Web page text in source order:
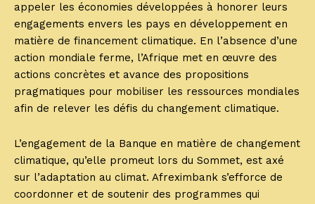
appeler les économies développées à honorer leurs
engagements envers les pays en développement en
matière de financement climatique. En l’absence d’une
action mondiale ferme, l’Afrique met en œuvre des
actions concrètes et avance des propositions
pragmatiques pour mobiliser les ressources mondiales
afin de relever les défis du changement climatique.
L’engagement de la Banque en matière de changement
climatique, qu’elle promeut lors du Sommet, est axé
sur l’adaptation au climat. Afreximbank s’efforce de
coordonner et de soutenir des programmes qui